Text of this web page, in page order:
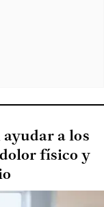
a los
físico y